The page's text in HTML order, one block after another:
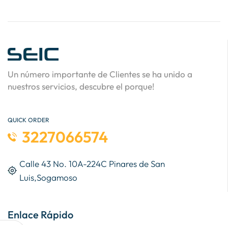
Un número importante de Clientes se ha unido a
nuestros servicios, descubre el porque!
QUICK ORDER
3227066574
Calle 43 No. 10A-224C Pinares de San
Luis,Sogamoso
Enlace Rápido